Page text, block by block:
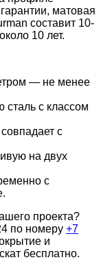
матовая
составит 10-
10 лет.
— не менее
сталь с классом
с
на двух
с
проекта?
по номеру +7
и
бесплатно.